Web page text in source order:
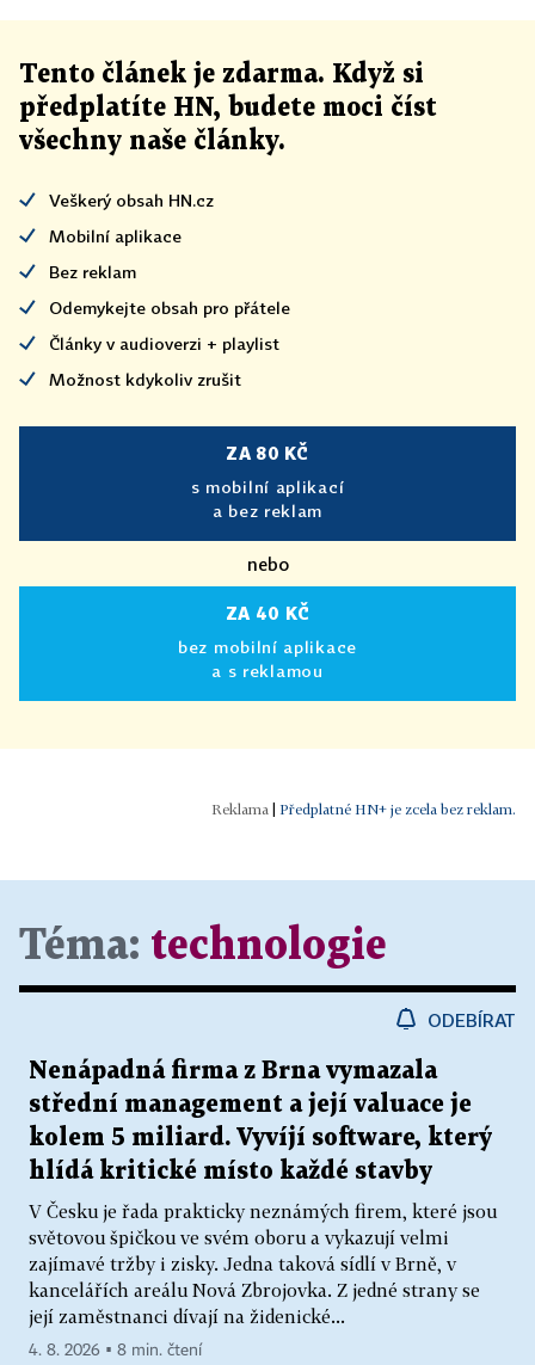
Tento článek je zdarma. Když si
předplatíte HN, budete moci číst
všechny naše články.
Veškerý obsah HN.cz
Mobilní aplikace
Bez reklam
Odemykejte obsah pro přátele
Články v audioverzi + playlist
Možnost kdykoliv zrušit
ZA 80 KČ
s mobilní aplikací
a bez reklam
nebo
ZA 40 KČ
bez mobilní aplikace
a s reklamou
Předplatné HN+ je zcela bez reklam.
Téma: technologie
ODEBÍRAT
Nenápadná firma z Brna vymazala
střední management a její valuace je
kolem 5 miliard. Vyvíjí software, který
hlídá kritické místo každé stavby
V Česku je řada prakticky neznámých firem, které jsou
světovou špičkou ve svém oboru a vykazují velmi
zajímavé tržby i zisky. Jedna taková sídlí v Brně, v
kancelářích areálu Nová Zbrojovka. Z jedné strany se
její zaměstnanci dívají na židenické...
4. 8. 2026 ▪ 8 min. čtení